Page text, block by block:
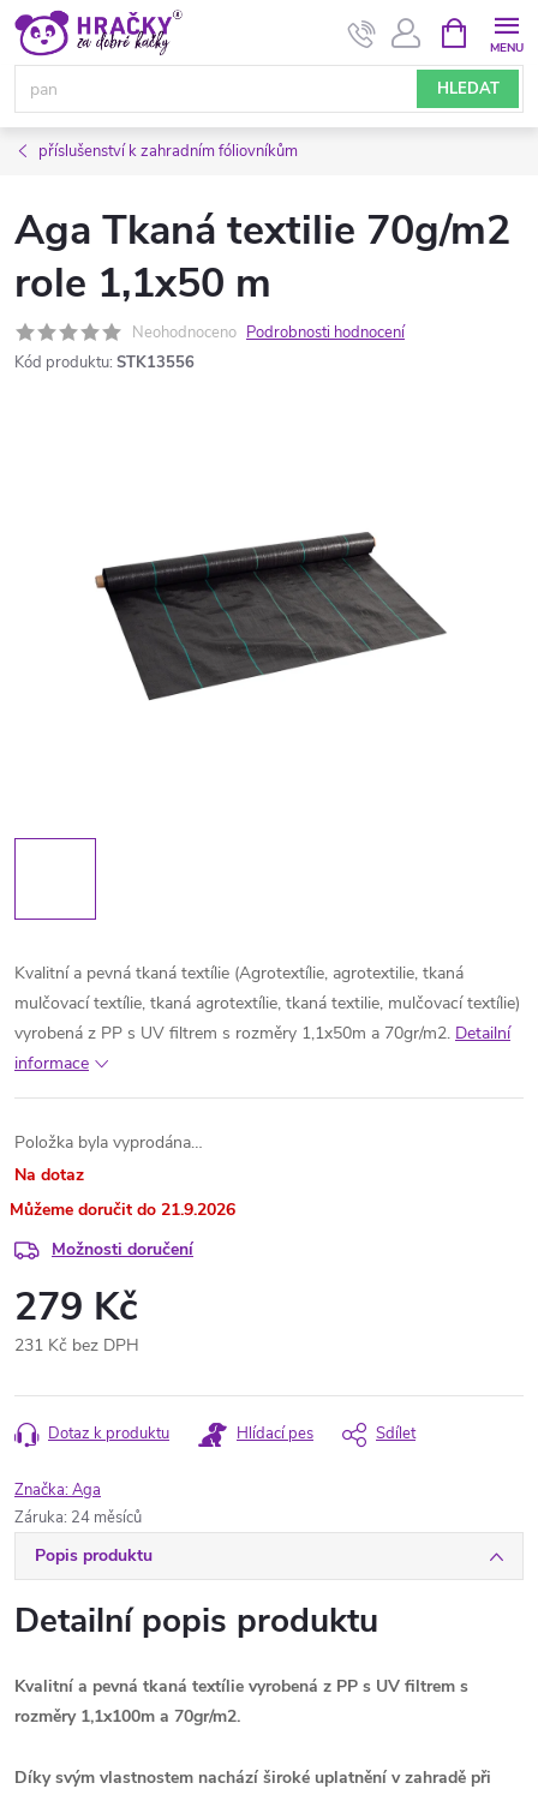
Přejít
obsah
HLEDAT
NÁKUPNÍ
KOŠÍK
příslušenství k zahradním fóliovníkům
Aga Tkaná textilie 70g/m2
role 1,1x50 m
Neohodnoceno Podrobnosti hodnocení
Kód produktu: STK13556
Kvalitní a pevná tkaná textílie (Agrotextílie, agrotextilie, tkaná
mulčovací textílie, tkaná agrotextílie, tkaná textilie, mulčovací textílie)
vyrobená z PP s UV filtrem s rozměry 1,1x50m a 70gr/m2. Detailní
informace
Položka byla vyprodána…
Na dotaz
21.9.2026
Možnosti doručení
279 Kč
231 Kč bez DPH
cena:
Dotaz k produktu Hlídací pes Sdílet
Značka:Aga
Záruka: 24 měsíců
Popis produktu
Detailní popis produktu
Kvalitní a pevná tkaná textílie vyrobená z PP s UV filtrem s
rozměry 1,1x100m a 70gr/m2.
Díky svým vlastnostem nachází široké uplatnění v zahradě při